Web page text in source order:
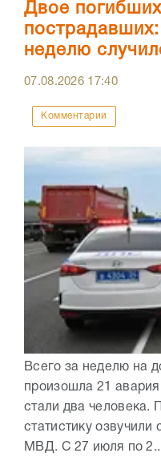
Двое
неделю
07.08.2026 17:40
Комментарии
Всего за неделю на
произошла 21
стали два человека.
статистику озвучили
МВД. С 27 июля по